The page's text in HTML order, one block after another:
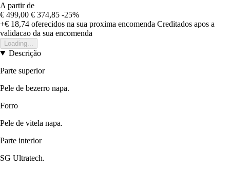
A partir de
€ 499,00 € 374,85 -25%
+€ 18,74 oferecidos na sua proxima encomenda Creditados apos a
validacao da sua encomenda
Loading...
Descrição
Parte superior
Pele de bezerro napa.
Forro
Pele de vitela napa.
Parte interior
SG Ultratech.